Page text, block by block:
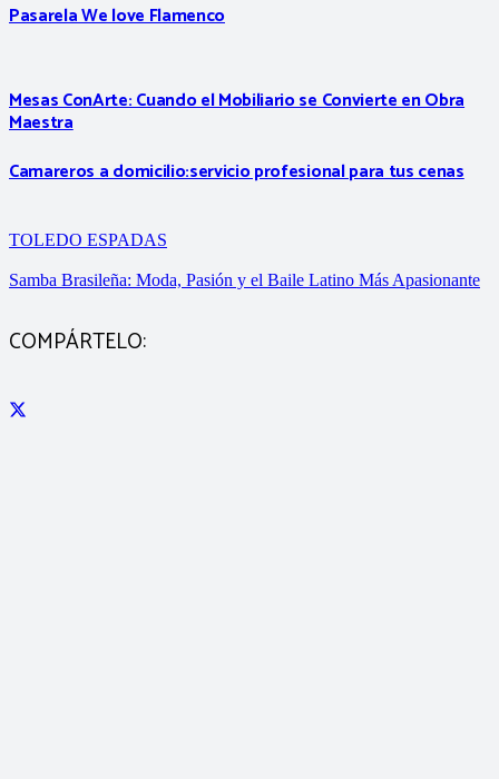
Pasarela We love Flamenco
Mesas ConArte: Cuando el Mobiliario se Convierte en Obra
Maestra
Camareros a domicilio:servicio profesional para tus cenas
TOLEDO ESPADAS
Samba Brasileña: Moda, Pasión y el Baile Latino Más Apasionante
COMPÁRTELO: